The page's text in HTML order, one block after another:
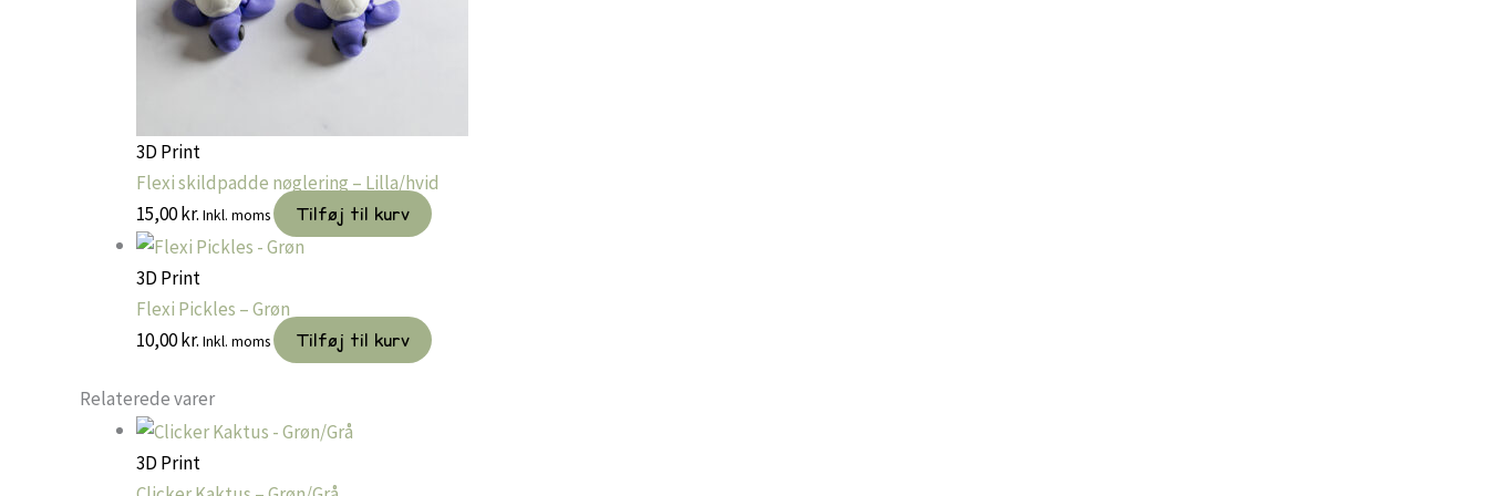
3D Print
Flexi skildpadde nøglering – Lilla/hvid
15,00kr. Inkl. moms Tilføj til kurv
3D Print
Flexi Pickles – Grøn
10,00kr. Inkl. moms Tilføj til kurv
Relaterede varer
3D Print